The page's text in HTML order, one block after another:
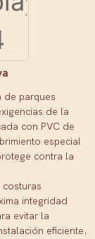
de parques
de la
con PVC de
especial
contra la
costuras
integridad
evitar la
eficiente.